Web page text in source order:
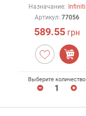
Назначание: Infiniti
Артикул: 77056
589.55грн
Выберите количество